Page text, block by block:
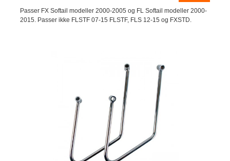
Passer FX Softail modeller 2000-2005 og FL Softail modeller 2000-
2015. Passer ikke FLSTF 07-15 FLSTF, FLS 12-15 og FXSTD.